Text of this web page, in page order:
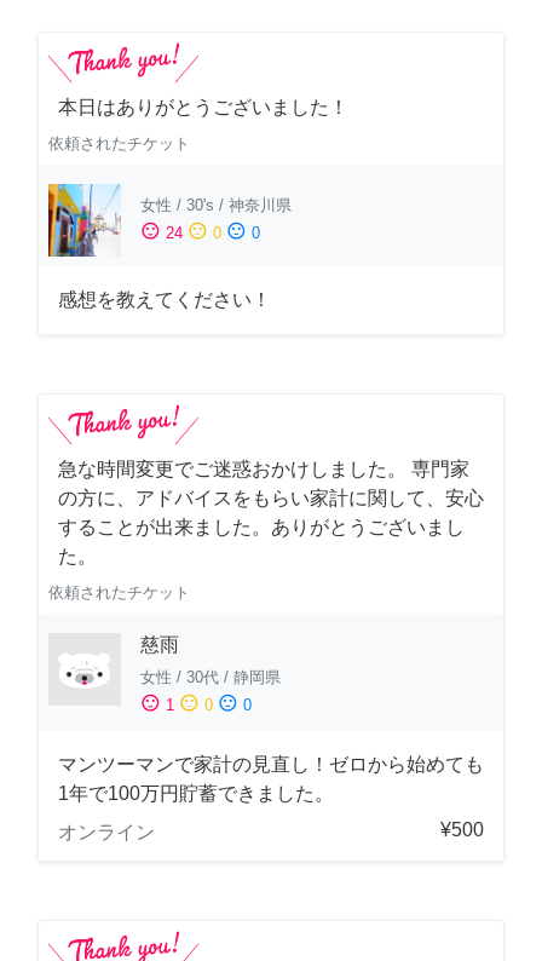
本日はありがとうございました！
依頼されたチケット
女性 / 30's / 神奈川県
sentiment_satisfied 24 sentiment_neutral 0 sentiment_dissatisfied 0
感想を教えてください！
急な時間変更でご迷惑おかけしました。 専門家
の方に、アドバイスをもらい家計に関して、安心
することが出来ました。ありがとうございまし
た。
依頼されたチケット
慈雨
女性 / 30代 / 静岡県
sentiment_satisfied 1 sentiment_neutral 0 sentiment_dissatisfied 0
マンツーマンで家計の見直し！ゼロから始めても
1年で100万円貯蓄できました。
オンライン
¥500